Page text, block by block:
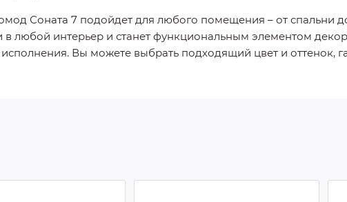
Соната 7 подойдет для любого помещения – от спальни
любой интерьер и станет функциональным элементом
Вы можете выбрать подходящий цвет и оттенок,